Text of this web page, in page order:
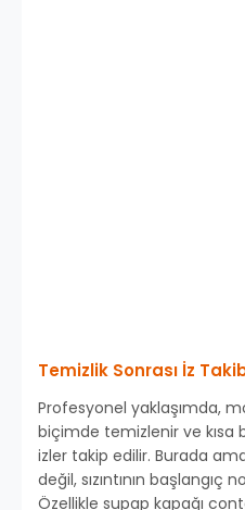
Temizlik Sonrası İz
Profesyonel yaklaşımda,
biçimde temizlenir ve kısa
izler takip edilir. Burada
değil, sızıntının başlangıç
Özellikle supap kapağı